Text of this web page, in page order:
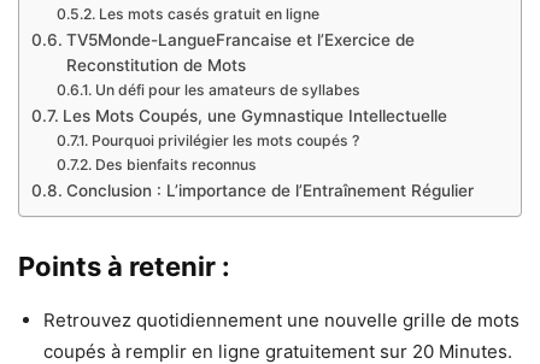
Les mots casés gratuit en ligne
TV5Monde-LangueFrancaise et l’Exercice de
Reconstitution de Mots
Un défi pour les amateurs de syllabes
Les Mots Coupés, une Gymnastique Intellectuelle
Pourquoi privilégier les mots coupés ?
Des bienfaits reconnus
Conclusion : L’importance de l’Entraînement Régulier
Points à retenir :
Retrouvez quotidiennement une nouvelle grille de mots
coupés à remplir en ligne gratuitement sur 20 Minutes.